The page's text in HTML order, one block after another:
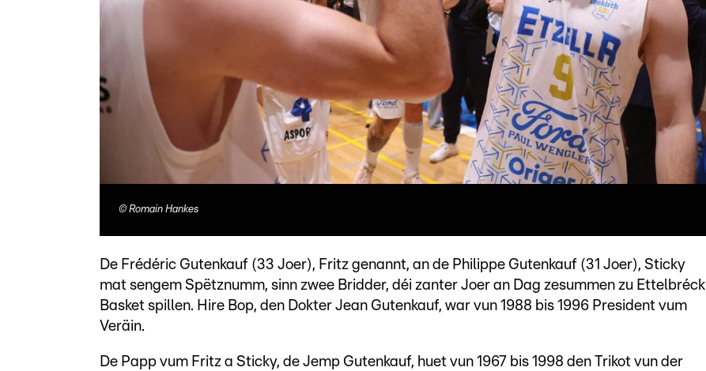
© Romain Hankes
De Frédéric Gutenkauf (33 Joer), Fritz genannt, an de Philippe Gutenkauf (31 Joer), Sticky
mat sengem Spëtznumm, sinn zwee Bridder, déi zanter Joer an Dag zesummen zu Ettelbréck
Basket spillen. Hire Bop, den Dokter Jean Gutenkauf, war vun 1988 bis 1996 President vum
Veräin.
De Papp vum Fritz a Sticky, de Jemp Gutenkauf, huet vun 1967 bis 1998 den Trikot vun der